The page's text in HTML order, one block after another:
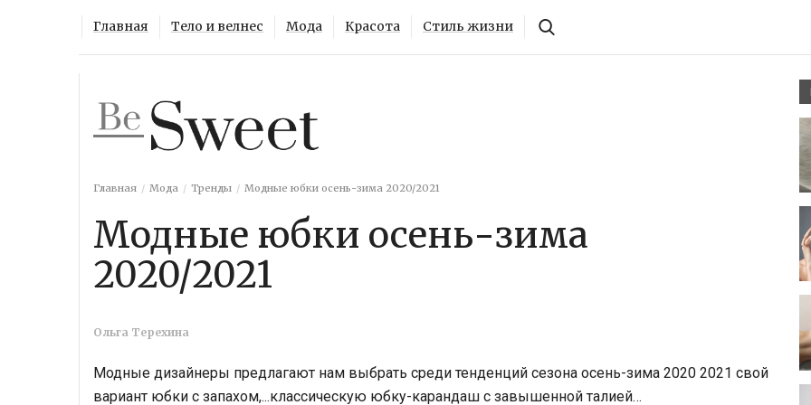
Главная Тело и велнес Мода Красота Стиль жизни
Главная Мода Тренды Модные юбки осень-зима 2020/2021
Модные юбки осень-зима
2020/2021
Ольга Терехина
Модные дизайнеры предлагают нам выбрать среди тенденций сезона осень-зима 2020 2021 свой
вариант юбки с запахом,...классическую юбку-карандаш с завышенной талией…